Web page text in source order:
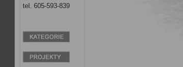
tel. 605-593-839